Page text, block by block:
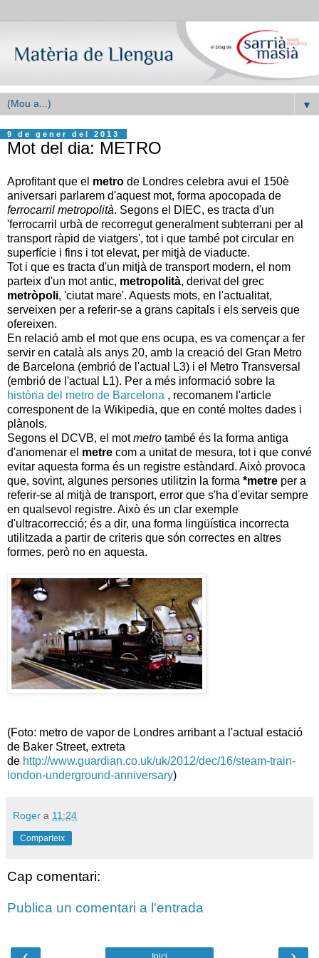
▼
9 de gener del 2013
Mot del dia: METRO
Aprofitant que el metro de Londres celebra avui el 150è
aniversari parlarem d'aquest mot, forma apocopada de
ferrocarril metropolità. Segons el DIEC, es tracta d'un
'ferrocarril urbà de recorregut generalment subterrani per al
transport ràpid de viatgers', tot i que també pot circular en
superfície i fins i tot elevat, per mitjà de viaducte.
Tot i que es tracta d'un mitjà de transport modern, el nom
parteix d'un mot antic, metropolità, derivat del grec
metròpoli, 'ciutat mare'. Aquests mots, en l'actualitat,
serveixen per a referir-se a grans capitals i els serveis que
ofereixen.
En relació amb el mot que ens ocupa, es va començar a fer
servir en català als anys 20, amb la creació del Gran Metro
de Barcelona (embrió de l'actual L3) i el Metro Transversal
(embrió de l'actual L1). Per a més informació sobre la
història del metro de Barcelona , recomanem l'article
corresponent de la Wikipedia, que en conté moltes dades i
plànols.
Segons el DCVB, el motmetro també és la forma antiga
d'anomenar el metre com a unitat de mesura, tot i que convé
evitar aquesta forma és un registre estàndard. Això provoca
que, sovint, algunes persones utilitzin la forma *metre per a
referir-se al mitjà de transport, error que s'ha d'evitar sempre
en qualsevol registre. Això és un clar exemple
d'ultracorrecció; és a dir, una forma lingüística incorrecta
utilitzada a partir de criteris que són correctes en altres
formes, però no en aquesta.
(Foto: metro de vapor de Londres arribant a l'actual estació
de Baker Street, extreta
de http://www.guardian.co.uk/uk/2012/dec/16/steam-train-
london-underground-anniversary)
Roger a 11:24
Comparteix
Cap comentari:
Publica un comentari a l'entrada